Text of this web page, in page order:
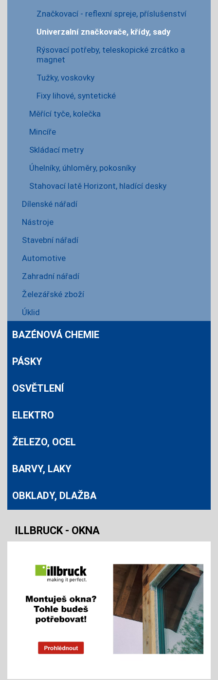
Značkovací - reflexní spreje, příslušenství
Univerzalní značkovače, křídy, sady
Rýsovací potřeby, teleskopické zrcátko a
magnet
Tužky, voskovky
Fixy lihové, syntetické
Měřící tyče, kolečka
Mincíře
Skládací metry
Úhelníky, úhloměry, pokosníky
Stahovací latě Horizont, hladící desky
Dílenské nářadí
Nástroje
Stavební nářadí
Automotive
Zahradní nářadí
Železářské zboží
Úklid
BAZÉNOVÁ CHEMIE
PÁSKY
OSVĚTLENÍ
ELEKTRO
ŽELEZO, OCEL
BARVY, LAKY
OBKLADY, DLAŽBA
ILLBRUCK - OKNA